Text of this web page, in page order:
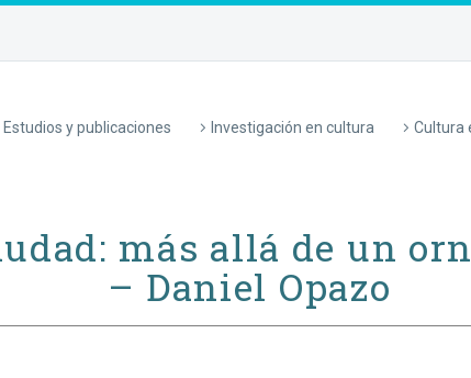
Estudios y publicaciones Investigación en cultura Cultura
más allá de un
– Daniel Opazo